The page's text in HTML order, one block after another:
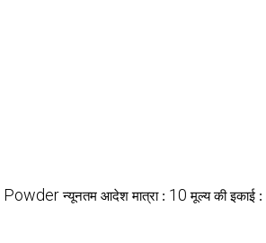
Powder न्यूनतम आदेश मात्रा : 10 मूल्य की इकाई :